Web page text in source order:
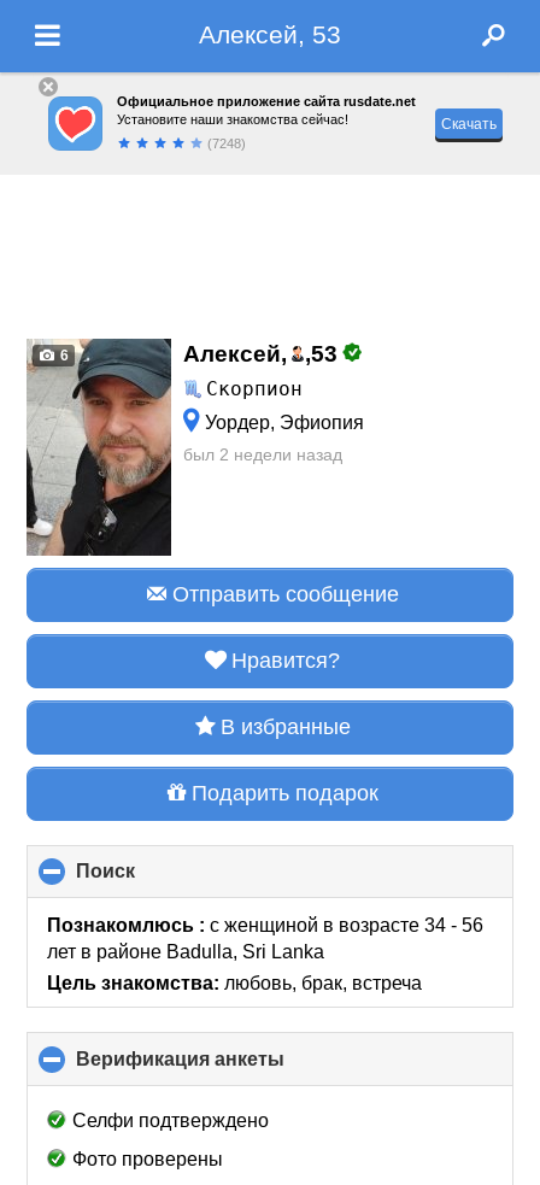
Алексей, 53
Официальное приложение сайта rusdate.net
Установите наши знакомства сейчас!
(7248)
Скачать
6 Алексей, ,53
Скорпион
Уордер, Эфиопия
был 2 недели назад
Отправить сообщение
Нравится?
В избранные
Подарить подарок
Поиск
to
collapse
contents
Познакомлюсь :с женщиной в возрасте 34 - 56
лет в районе Badulla, Sri Lanka
Цель знакомства: любовь, брак, встреча
Верификация анкеты
to
Селфи подтверждено
Фото проверены